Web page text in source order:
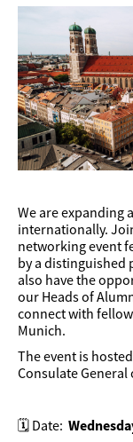
We are expanding
internationally.
networking event
by a distinguished
also have the
our Heads of
connect with
Munich.
The event is
Consulate
🗓️ Date: